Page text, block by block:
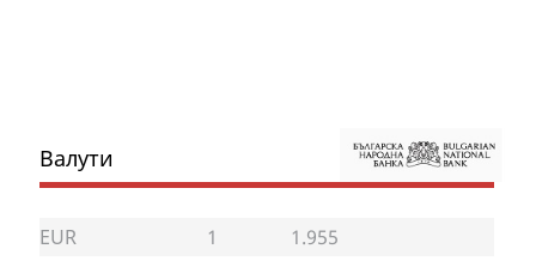
Валути
EUR 1
1.955